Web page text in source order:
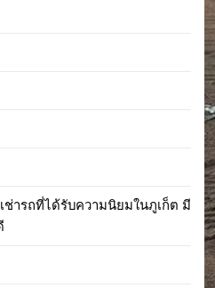
ช่ารถที่ได้รับความนิยมในภูเก็ต มี